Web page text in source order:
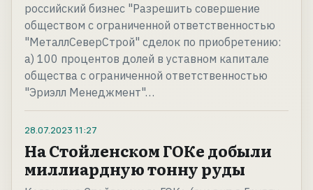
российский бизнес "Разрешить совершение
обществом с ограниченной ответственностью
"МеталлСеверСтрой" сделок по приобретению:
а) 100 процентов долей в уставном капитале
общества с ограниченной ответственностью
"Эриэлл Менеджмент"…
28.07.2023 11:27
На Стойленском ГОКе добыли
миллиардную тонну руды